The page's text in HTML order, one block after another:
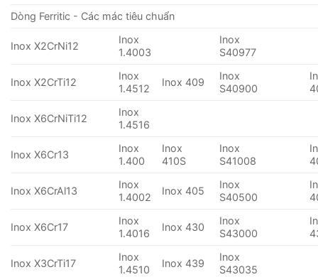
Dòng Ferritic - Các mác tiêu chuẩn
Inox X2CrNi12
Inox
1.4003
Inox
S40977
Inox X2CrTi12
Inox
1.4512
Inox 409
Inox
S40900
Inox X6CrNiTi12
Inox
1.4516
Inox X6Cr13
Inox
1.400
Inox
410S
Inox
S41008
Inox X6CrAl13
Inox
1.4002
Inox 405
Inox
S40500
Inox X6Cr17
Inox
1.4016
Inox 430
Inox
S43000
Inox X3CrTi17
Inox
1.4510
Inox 439
Inox
S43035